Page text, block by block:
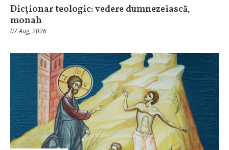
Dicționar teologic: vedere dumnezeiască,
monah
07 Aug, 2026